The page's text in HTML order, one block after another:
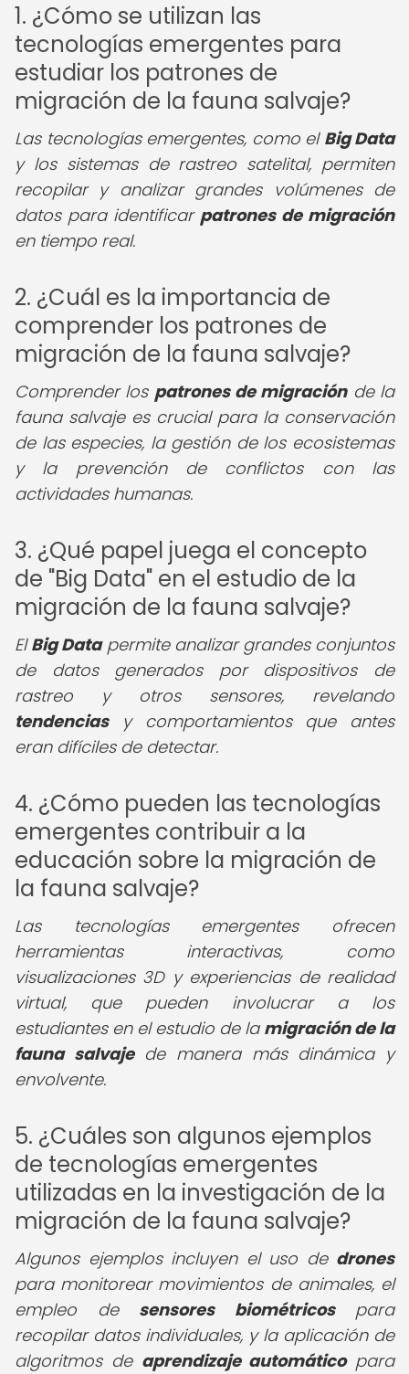
1. ¿Cómo se utilizan las
tecnologías emergentes para
estudiar los patrones de
migración de la fauna salvaje?
Las tecnologías emergentes, como el Big Data
y los sistemas de rastreo satelital, permiten
recopilar y analizar grandes volúmenes de
datos para identificar patrones de migración
en tiempo real.
2. ¿Cuál es la importancia de
comprender los patrones de
migración de la fauna salvaje?
Comprender los patrones de migraciónde la
fauna salvaje es crucial para la conservación
de las especies, la gestión de los ecosistemas
y la prevención de conflictos con las
actividades humanas.
3. ¿Qué papel juega el concepto
de "Big Data" en el estudio de la
migración de la fauna salvaje?
ElBig Datapermite analizar grandes conjuntos
de datos generados por dispositivos de
rastreo y otros sensores, revelando
tendenciasy comportamientos que antes
eran difíciles de detectar.
4. ¿Cómo pueden las tecnologías
emergentes contribuir a la
educación sobre la migración de
la fauna salvaje?
Las tecnologías emergentes ofrecen
herramientas interactivas, como
visualizaciones 3D y experiencias de realidad
virtual, que pueden involucrar a los
estudiantes en el estudio de la migración de la
fauna salvajede manera más dinámica y
envolvente.
5. ¿Cuáles son algunos ejemplos
de tecnologías emergentes
utilizadas en la investigación de la
migración de la fauna salvaje?
Algunos ejemplos incluyen el uso de drones
para monitorear movimientos de animales, el
empleo de sensores biométricospara
recopilar datos individuales, y la aplicación de
algoritmos de aprendizaje automáticopara